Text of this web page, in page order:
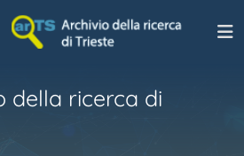
della ricerca di